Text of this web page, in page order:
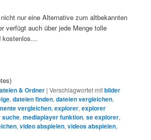
nur eine Alternative zum altbekannten
verfügt auch über jede Menge tolle
kostenlos…
& Ordner |Verschlagwortet mitbilder
,dateien finden,dateien vergleichen,
vergleichen,explorer,explorer
suche,mediaplayer funktion,se explorer,
,video abspielen,videos abspielen,